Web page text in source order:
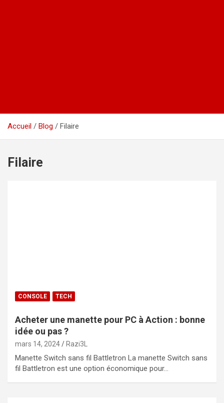
Accueil Blog Filaire
Filaire
CONSOLE TECH
Acheter une manette pour PC à Action : bonne
idée ou pas ?
mars 14, 2024 Razi3L
Manette Switch sans fil Battletron La manette Switch sans
fil Battletron est une option économique pour…